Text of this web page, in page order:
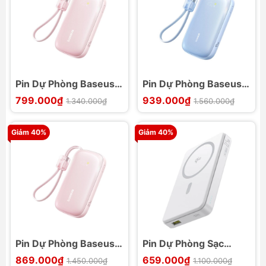
Pin Dự Phòng Baseus
EnerFill FC21 Qpow 3
Ultra 10000mAh 45W
799.000₫ 1.340.000₫
Pin Dự Phòng Baseus
EnerFill FC21 Qpow 3
Ultra 20000mAh 45W
939.000₫ 1.560.000₫
Giảm 40%
Pin Dự Phòng Baseus
EnerFill FC21 Qpow 3
869.000₫ 1.450.000₫
Giảm 40%
Pin Dự Phòng Sạc
Không Dây Baseus
659.000₫ 1.100.000₫